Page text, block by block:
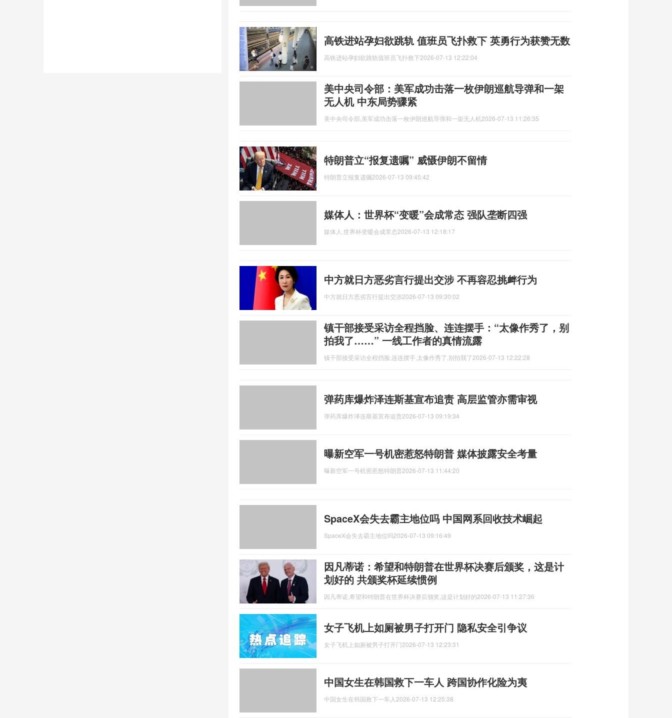
高铁进站孕妇欲跳轨 值班员飞扑救下 英勇行为获赞无数
高铁进站孕妇欲跳轨值班员飞扑救下2026-07-13 12:22:04
美中央司令部：美军成功击落一枚伊朗巡航导弹和一架
无人机 中东局势骤紧
美中央司令部,美军成功击落一枚伊朗巡航导弹和一架无人机 2026-07-13 11:26:35
特朗普立“报复遗嘱” 威慑伊朗不留情
特朗普立报复遗嘱2026-07-13 09:45:42
媒体人：世界杯“变暖”会成常态 强队垄断四强
媒体人,世界杯变暖会成常态2026-07-13 12:18:17
中方就日方恶劣言行提出交涉 不再容忍挑衅行为
中方就日方恶劣言行提出交涉2026-07-13 09:30:02
镇干部接受采访全程挡脸、连连摆手：“太像作秀了，别
拍我了……” 一线工作者的真情流露
镇干部接受采访全程挡脸,连连摆手,太像作秀了,别拍我了2026-07-13 12:22:28
弹药库爆炸泽连斯基宣布追责 高层监管亦需审视
弹药库爆炸泽连斯基宣布追责2026-07-13 09:19:34
曝新空军一号机密惹怒特朗普 媒体披露安全考量
曝新空军一号机密惹怒特朗普2026-07-13 11:44:20
SpaceX会失去霸主地位吗 中国网系回收技术崛起
SpaceX会失去霸主地位吗2026-07-13 09:16:49
因凡蒂诺：希望和特朗普在世界杯决赛后颁奖，这是计
划好的 共颁奖杯延续惯例
因凡蒂诺,希望和特朗普在世界杯决赛后颁奖,这是计划好的2026-07-13 11:27:36
女子飞机上如厕被男子打开门 隐私安全引争议
女子飞机上如厕被男子打开门2026-07-13 12:23:31
中国女生在韩国救下一车人 跨国协作化险为夷
中国女生在韩国救下一车人 2026-07-13 12:25:38